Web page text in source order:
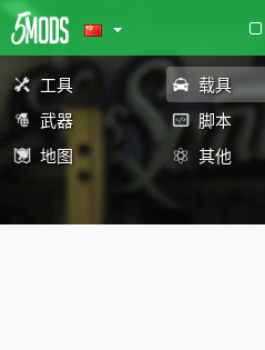
工具 载具
武器
脚本
地图
其他